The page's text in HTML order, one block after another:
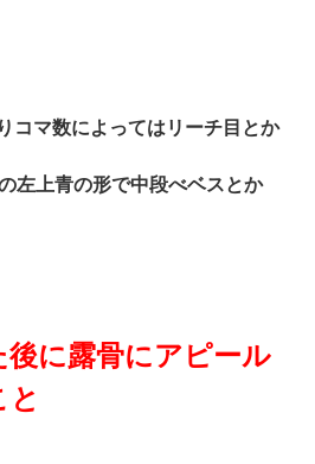
コマ数によってはリーチ目とか
左上青の形で中段べベスとか
後に露骨にアピール